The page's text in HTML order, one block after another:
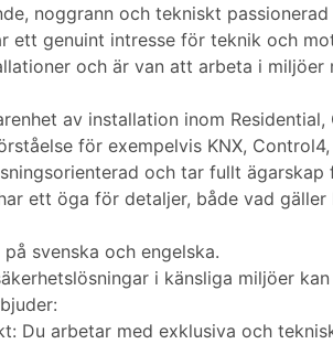
noggrann och tekniskt passionerad
ett genuint intresse för teknik och
och är van att arbeta i
av installation inom
för exempelvis KNX,
och tar fullt
ett öga för detaljer, både vad
svenska och engelska.
i känsliga miljöer
Du arbetar med exklusiva och